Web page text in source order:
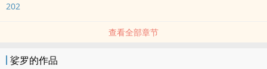
202
查看全部章节
娑罗的作品